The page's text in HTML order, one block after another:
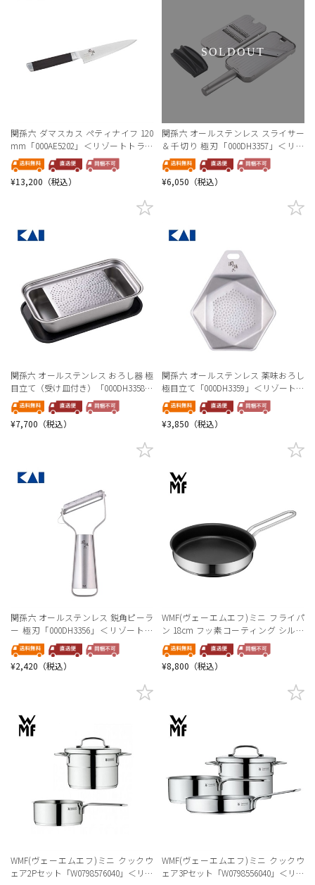
関孫六 ダマスカス ペティナイフ 120
mm「000AE5202」＜リゾートトラス
トセレクション＞
¥13,200（税込）
SOLDOUT
関孫六 オールステンレス スライサー
＆千切り 極刃「000DH3357」＜リゾ
ートトラストセレクション＞
¥6,050（税込）
関孫六 オールステンレス おろし器 極
目立て（受け皿付き）「000DH3358」
＜リゾートトラストセレクション＞
¥7,700（税込）
関孫六 オールステンレス 薬味おろし
極目立て「000DH3359」＜リゾートト
ラストセレクション＞
¥3,850（税込）
関孫六 オールステンレス 鋭角ピーラ
ー 極刃「000DH3356」＜リゾートト
ラストセレクション＞
¥2,420（税込）
WMF(ヴェーエムエフ)ミニ フライパ
ン 18cm フッ素コーティング シルバ
ー「W0718816021」＜リゾートトラス
トセレクション＞
¥8,800（税込）
WMF(ヴェーエムエフ)ミニ クックウ
ェア2Pセット「W0798576040」＜リゾ
WMF(ヴェーエムエフ)ミニ クックウ
ェア3Pセット「W0798556040」＜リゾ